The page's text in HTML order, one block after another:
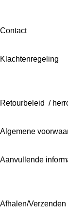
Contact
Klachtenregeling
Retourbeleid /
Algemene
Aanvullende
Afhalen/Verzenden